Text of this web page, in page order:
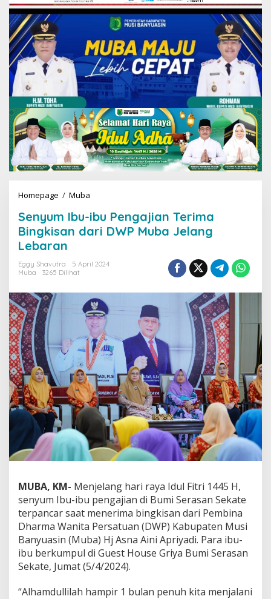
Homepage / Muba
n
y
u
I
-
i
b
u
P
e
n
g
a
j
i
a
e
r
a
B
i
n
g
k
i
s
Senyum Ibu-ibu Pengajian Terima
Bingkisan dari DWP Muba Jelang
Lebaran
Eggy Shavutra
5 April 2024
Muba
3265 Dilihat
MUBA, KM- Menjelang hari raya Idul Fitri 1445 H,
senyum Ibu-ibu pengajian di Bumi Serasan Sekate
terpancar saat menerima bingkisan dari Pembina
Dharma Wanita Persatuan (DWP) Kabupaten Musi
Banyuasin (Muba) Hj Asna Aini Apriyadi. Para ibu-
ibu berkumpul di Guest House Griya Bumi Serasan
Sekate, Jumat (5/4/2024).
“Alhamdullilah hampir 1 bulan penuh kita menjalani